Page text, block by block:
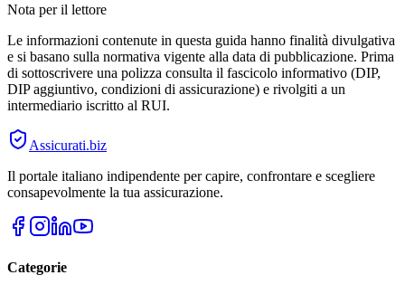
Nota per il lettore
Le informazioni contenute in questa guida hanno finalità divulgativa
e si basano sulla normativa vigente alla data di pubblicazione. Prima
di sottoscrivere una polizza consulta il fascicolo informativo (DIP,
DIP aggiuntivo, condizioni di assicurazione) e rivolgiti a un
intermediario iscritto al RUI.
Assicurati.biz
Il portale italiano indipendente per capire, confrontare e scegliere
consapevolmente la tua assicurazione.
Categorie